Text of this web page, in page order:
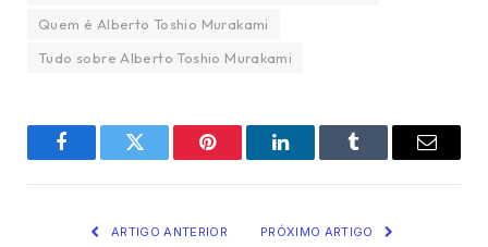
Quem é Alberto Toshio Murakami
Tudo sobre Alberto Toshio Murakami
FacebookTwitter Pinterest LinkedInTumblr Email
ARTIGO ANTERIOR PRÓXIMO ARTIGO